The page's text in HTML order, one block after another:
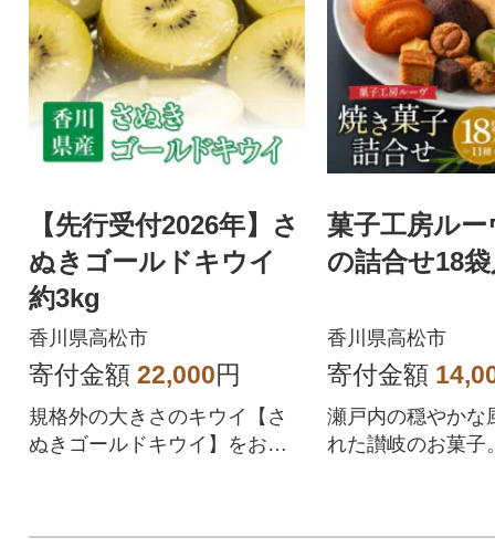
【先行受付2026年】さ
ぬきゴールドキウイ
約3kg
香川県高松市
寄付金額 22,000円
規格外の大きさのキウイ【さ
ぬきゴールドキウイ】をお届
菓子工房ルー
の詰合せ18
香川県高松市
寄付金額
瀬戸内の穏やかな
れた讃岐のお菓子